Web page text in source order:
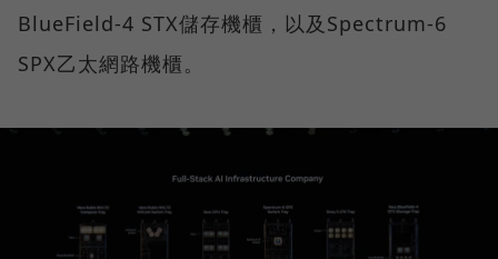
BlueField-4 STX儲存機櫃，以及Spectrum-6
SPX乙太網路機櫃。